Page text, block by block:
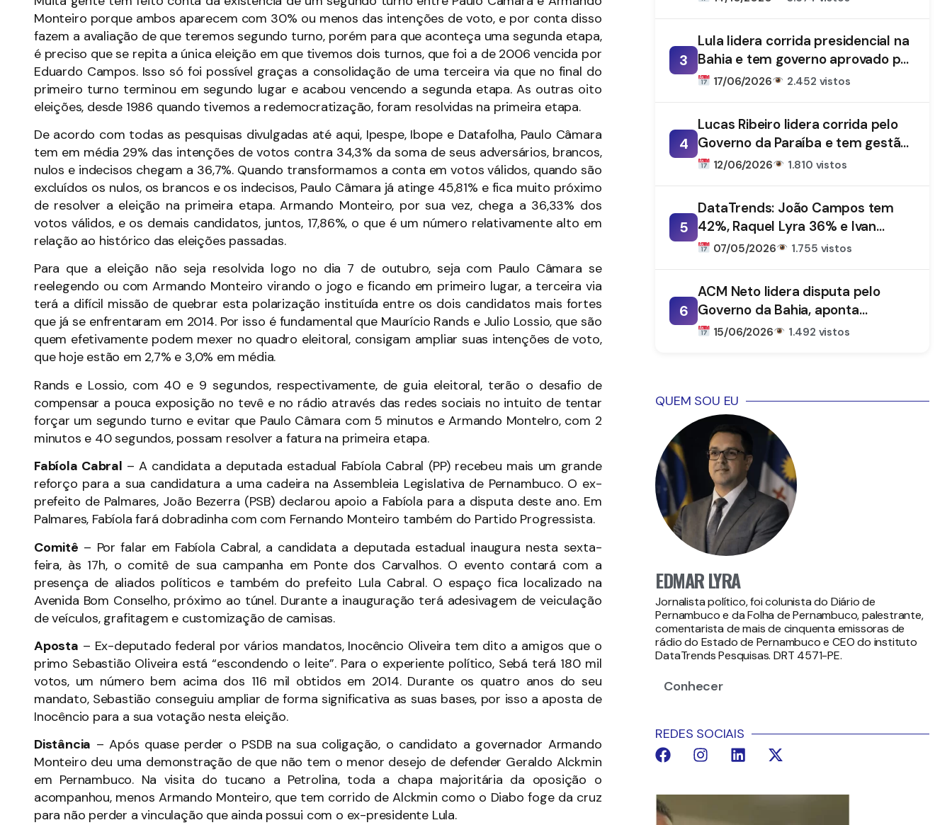
Monteiro porque ambos aparecem com 30% ou menos das intenções de voto, e por conta disso
fazem a avaliação de que teremos segundo turno, porém para que aconteça uma segunda etapa,
é preciso que se repita a única eleição em que tivemos dois turnos, que foi a de 2006 vencida por
Eduardo Campos. Isso só foi possível graças a consolidação de uma terceira via que no final do
primeiro turno terminou em segundo lugar e acabou vencendo a segunda etapa. As outras oito
eleições, desde 1986 quando tivemos a redemocratização, foram resolvidas na primeira etapa.
De acordo com todas as pesquisas divulgadas até aqui, Ipespe, Ibope e Datafolha, Paulo Câmara
tem em média 29% das intenções de votos contra 34,3% da soma de seus adversários, brancos,
nulos e indecisos chegam a 36,7%. Quando transformamos a conta em votos válidos, quando são
excluídos os nulos, os brancos e os indecisos, Paulo Câmara já atinge 45,81% e fica muito próximo
de resolver a eleição na primeira etapa. Armando Monteiro, por sua vez, chega a 36,33% dos
votos válidos, e os demais candidatos, juntos, 17,86%, o que é um número relativamente alto em
relação ao histórico das eleições passadas.
Para que a eleição não seja resolvida logo no dia 7 de outubro, seja com Paulo Câmara se
reelegendo ou com Armando Monteiro virando o jogo e ficando em primeiro lugar, a terceira via
terá a difícil missão de quebrar esta polarização instituída entre os dois candidatos mais fortes
que já se enfrentaram em 2014. Por isso é fundamental que Maurício Rands e Julio Lossio, que são
quem efetivamente podem mexer no quadro eleitoral, consigam ampliar suas intenções de voto,
que hoje estão em 2,7% e 3,0% em média.
Rands e Lossio, com 40 e 9 segundos, respectivamente, de guia eleitoral, terão o desafio de
compensar a pouca exposição no tevê e no rádio através das redes sociais no intuito de tentar
forçar um segundo turno e evitar que Paulo Câmara com 5 minutos e Armando MonteIro, com 2
minutos e 40 segundos, possam resolver a fatura na primeira etapa.
Fabíola Cabral – A candidata a deputada estadual Fabíola Cabral (PP) recebeu mais um grande
reforço para a sua candidatura a uma cadeira na Assembleia Legislativa de Pernambuco. O ex-
prefeito de Palmares, João Bezerra (PSB) declarou apoio a Fabíola para a disputa deste ano. Em
Palmares, Fabíola fará dobradinha com com Fernando Monteiro também do Partido Progressista.
Comitê – Por falar em Fabíola Cabral, a candidata a deputada estadual inaugura nesta sexta-
feira, às 17h, o comitê de sua campanha em Ponte dos Carvalhos. O evento contará com a
presença de aliados políticos e também do prefeito Lula Cabral. O espaço fica localizado na
Avenida Bom Conselho, próximo ao túnel. Durante a inauguração terá adesivagem de veiculação
de veículos, grafitagem e customização de camisas.
Aposta – Ex-deputado federal por vários mandatos, Inocêncio Oliveira tem dito a amigos que o
primo Sebastião Oliveira está “escondendo o leite”. Para o experiente político, Sebá terá 180 mil
votos, um número bem acima dos 116 mil obtidos em 2014. Durante os quatro anos do seu
mandato, Sebastião conseguiu ampliar de forma significativa as suas bases, por isso a aposta de
Inocêncio para a sua votação nesta eleição.
Distância – Após quase perder o PSDB na sua coligação, o candidato a governador Armando
Monteiro deu uma demonstração de que não tem o menor desejo de defender Geraldo Alckmin
em Pernambuco. Na visita do tucano a Petrolina, toda a chapa majoritária da oposição o
acompanhou, menos Armando Monteiro, que tem corrido de Alckmin como o Diabo foge da cruz
para não perder a vinculação que ainda possui com o ex-presidente Lula.
3
Lula lidera corrida presidencial na
Bahia e tem governo aprovado por
61%, aponta DataTrends
17/06/2026 2.452 vistos
4
Lucas Ribeiro lidera corrida pelo
Governo da Paraíba e tem gestão
aprovada por 66%, aponta
12/06/2026 1.810 vistos
5
DataTrends: João Campos tem
42%, Raquel Lyra 36% e Ivan
Moraes 1%
07/05/2026 1.755 vistos
6
ACM Neto lidera disputa pelo
Governo da Bahia, aponta
DataTrends
15/06/2026 1.492 vistos
QUEM SOU EU
EDMAR LYRA
Jornalista político, foi colunista do Diário de
Pernambuco e da Folha de Pernambuco, palestrante,
comentarista de mais de cinquenta emissoras de
rádio do Estado de Pernambuco e CEO do instituto
DataTrends Pesquisas. DRT 4571-PE.
Conhecer
REDES SOCIAIS